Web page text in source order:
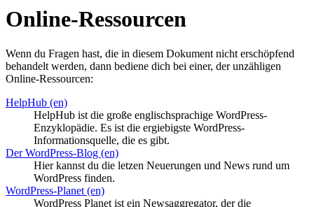
Online-Ressourcen
Wenn du Fragen hast, die in diesem Dokument nicht erschöpfend
behandelt werden, dann bediene dich bei einer, der unzähligen
Online-Ressourcen:
HelpHub (en)
HelpHub ist die große englischsprachige WordPress-
Enzyklopädie. Es ist die ergiebigste WordPress-
Informationsquelle, die es gibt.
Der WordPress-Blog (en)
Hier kannst du die letzen Neuerungen und News rund um
WordPress finden.
WordPress-Planet (en)
WordPress Planet ist ein Newsaggregator, der die